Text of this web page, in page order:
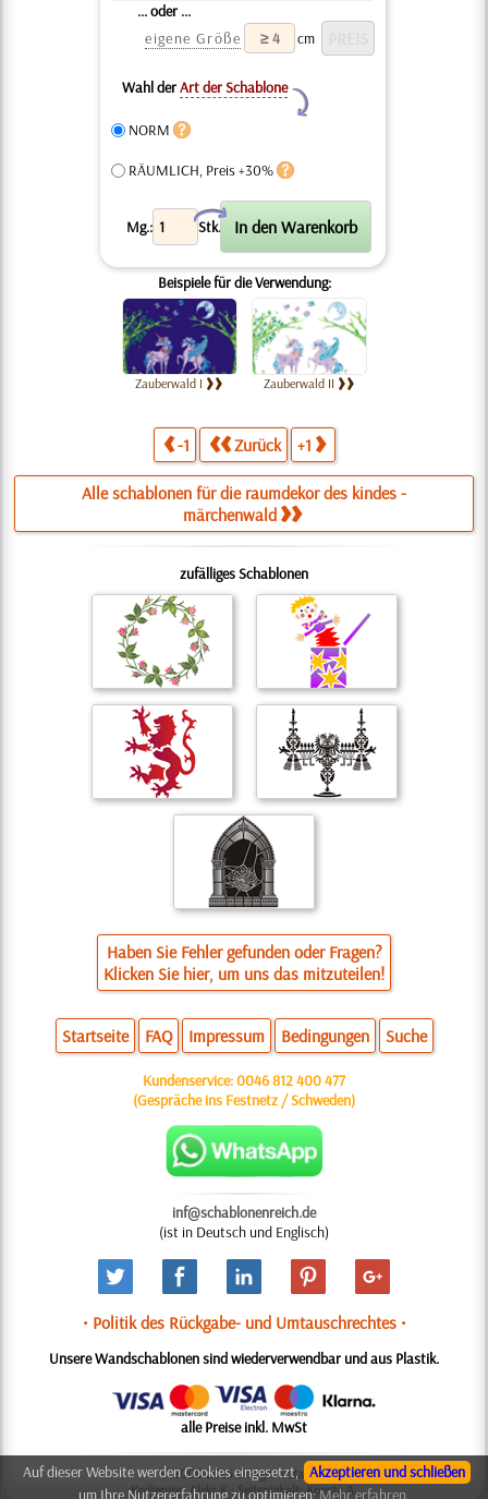
... oder ...
eigene Größe
cm
Wahl derArt der Schablone
Y
NORM
RÄUMLICH, Preis +30%
Mg.: Stk.
X
Beispiele für die Verwendung:
Zauberwald I Zauberwald II
-1 Zurück +1
Alle schablonen für die raumdekor des kindes -
märchenwald
zufälliges Schablonen
Haben Sie Fehler gefunden oder Fragen?
Klicken Sie hier, um uns das mitzuteilen!
Startseite FAQ Impressum Bedingungen Suche
Kundenservice:0046 812 400 477
(Gespräche ins Festnetz / Schweden)
inf@schablonenreich.de
(ist in Deutsch und Englisch)
• Politik des Rückgabe- und Umtauschrechtes •
Unsere Wandschablonen sind wiederverwendbar und aus Plastik.
alle Preise inkl. MwSt
© 2006-2025 Design: Natali M.
Kodierung: Aleks K.; Seiteninhalt: Konsta A.
Akzeptieren und schließen
Auf dieser Website werden Cookies eingesetzt,
um Ihre Nutzererfahrung zu optimieren: Mehr erfahren.